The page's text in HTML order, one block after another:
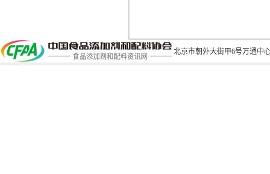
北京市朝外大街甲6号万通中